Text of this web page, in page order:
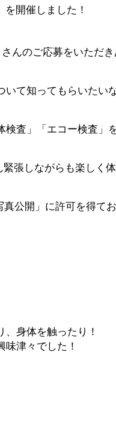
開催しました！
んのご応募をいただ
て知ってもらいたい
査」「エコー検査
張しながらも楽しく
公開」に許可を得て
、身体を触ったり！
津々でした！